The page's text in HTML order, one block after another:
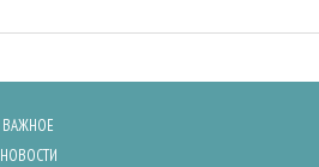
ВАЖНОЕ
НОВОСТИ